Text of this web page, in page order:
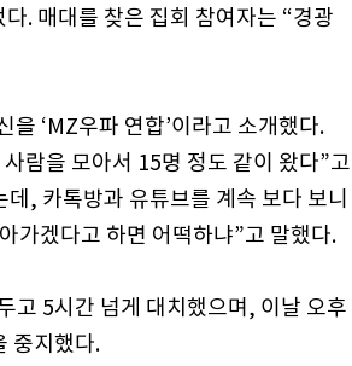
. 매대를 찾은 집회 참여자는 “경광
‘MZ우파 연합’이라고 소개했다.
람을 모아서 15명 정도 같이 왔다”고
, 카톡방과 유튜브를 계속 보다 보니
가겠다고 하면 어떡하냐”고 말했다.
고 5시간 넘게 대치했으며, 이날 오후
중지했다.